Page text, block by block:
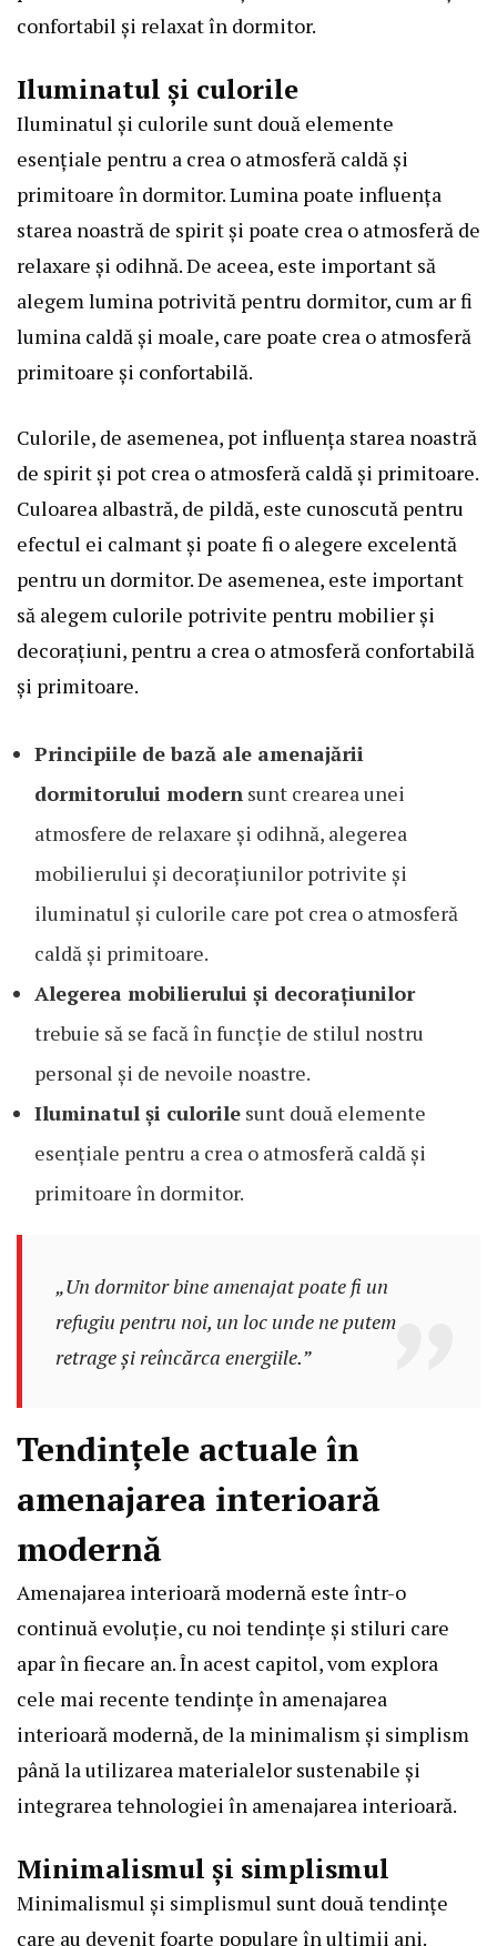
confortabil și relaxat în dormitor.
Iluminatul și culorile
Iluminatul și culorile sunt două elemente
esențiale pentru a crea o atmosferă caldă și
primitoare în dormitor. Lumina poate influența
starea noastră de spirit și poate crea o atmosferă de
relaxare și odihnă. De aceea, este important să
alegem lumina potrivită pentru dormitor, cum ar fi
lumina caldă și moale, care poate crea o atmosferă
primitoare și confortabilă.
Culorile, de asemenea, pot influența starea noastră
de spirit și pot crea o atmosferă caldă și primitoare.
Culoarea albastră, de pildă, este cunoscută pentru
efectul ei calmant și poate fi o alegere excelentă
pentru un dormitor. De asemenea, este important
să alegem culorile potrivite pentru mobilier și
decorațiuni, pentru a crea o atmosferă confortabilă
și primitoare.
Principiile de bază ale amenajării
dormitorului modern sunt crearea unei
atmosfere de relaxare și odihnă, alegerea
mobilierului și decorațiunilor potrivite și
iluminatul și culorile care pot crea o atmosferă
caldă și primitoare.
Alegerea mobilierului și decorațiunilor
trebuie să se facă în funcție de stilul nostru
personal și de nevoile noastre.
Iluminatul și culorile sunt două elemente
esențiale pentru a crea o atmosferă caldă și
primitoare în dormitor.
„Un dormitor bine amenajat poate fi un
refugiu pentru noi, un loc unde ne putem
retrage și reîncărca energiile.”
Tendințele actuale în
amenajarea interioară
modernă
Amenajarea interioară modernă este într-o
continuă evoluție, cu noi tendințe și stiluri care
apar în fiecare an. În acest capitol, vom explora
cele mai recente tendințe în amenajarea
interioară modernă, de la minimalism și simplism
până la utilizarea materialelor sustenabile și
integrarea tehnologiei în amenajarea interioară.
Minimalismul și simplismul
Minimalismul și simplismul sunt două tendințe
care au devenit foarte populare în ultimii ani.